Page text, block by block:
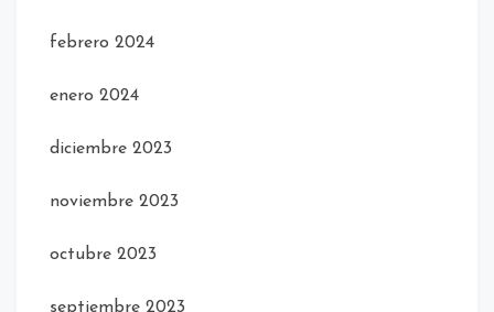
febrero 2024
enero 2024
diciembre 2023
noviembre 2023
octubre 2023
septiembre 2023